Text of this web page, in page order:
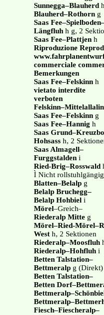
Sunnegga–Blauherd
Blauherd–Rothorn g
Saas
Längfluh h g, 2
Saas Fee–Plattjen h
Riproduzione
commerciale
Bemerkungen
Saas Fee–Felskinn h
vietato interdite
verboten
Felskinn–Mittelallalin
Saas Fee–Felskinng
Saas Fee–Hannig h
Saas
Hohsass h, 2
Saas Almagell–
Furggstalden i
Ried-Brig–Rosswald
Ì Nicht
Blatten–Belalpg
Belalp Bruchegg–
Belalp Hohbiel i
Mörel–Greich–
Riederalp Mitteg
Mörel–Ried-
Westh, 2 Sektionen
Riederalp–Moosfluh
Riederalp–Hohfluhi
Betten Talstation–
Bettmeralp g (Direkt)
Betten Talstation–
Betten
Fiesch–Fiescheralp–